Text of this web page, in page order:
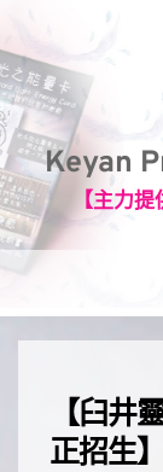
Keyan
【主力
【臼井
正招生